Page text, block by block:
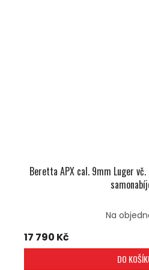
Beretta APX cal. 9mm Luger
Na
17 790 Kč
DO